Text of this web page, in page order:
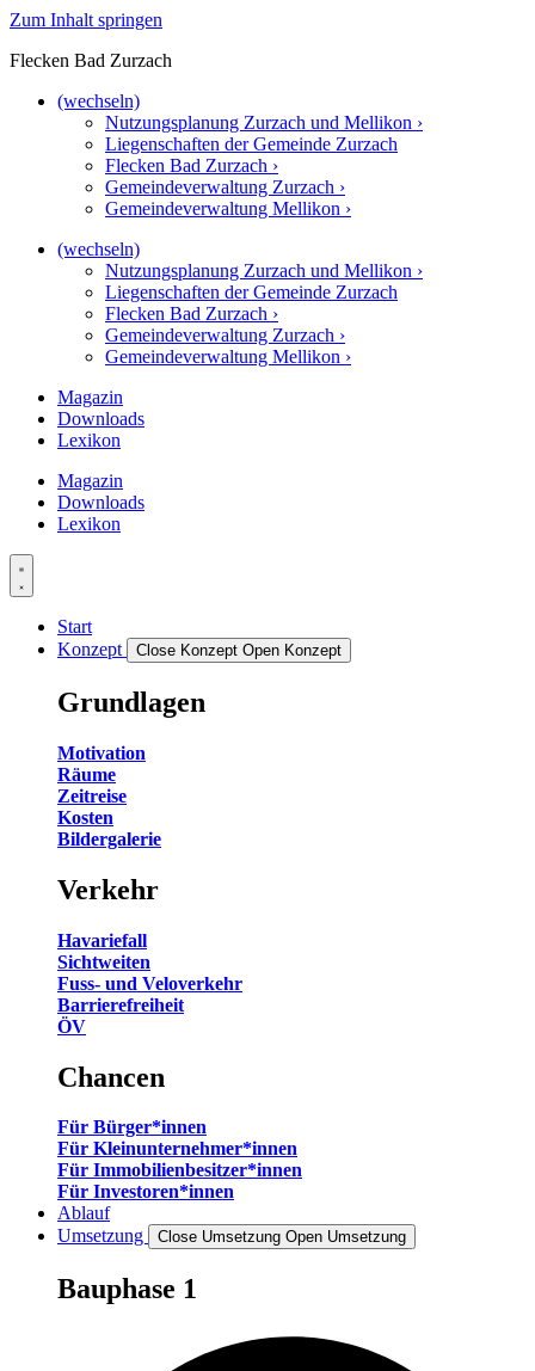
Zum Inhalt springen
Flecken Bad Zurzach
(wechseln)
Nutzungsplanung Zurzach und Mellikon ›
Liegenschaften der Gemeinde Zurzach
Flecken Bad Zurzach ›
Gemeindeverwaltung Zurzach ›
Gemeindeverwaltung Mellikon ›
(wechseln)
Nutzungsplanung Zurzach und Mellikon ›
Liegenschaften der Gemeinde Zurzach
Flecken Bad Zurzach ›
Gemeindeverwaltung Zurzach ›
Gemeindeverwaltung Mellikon ›
Magazin
Downloads
Lexikon
Magazin
Downloads
Lexikon
Start
Konzept
Close Konzept Open Konzept
Grundlagen
Motivation
Räume
Zeitreise
Kosten
Bildergalerie
Verkehr
Havariefall
Sichtweiten
Fuss- und Veloverkehr
Barrierefreiheit
ÖV
Chancen
Für Bürger*innen
Für Kleinunternehmer*innen
Für Immobilienbesitzer*innen
Für Investoren*innen
Ablauf
Umsetzung
Close Umsetzung Open Umsetzung
Bauphase 1